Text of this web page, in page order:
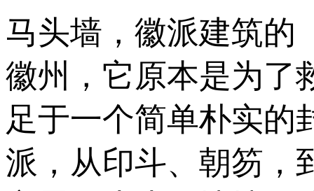
马头墙，徽派建筑的
徽州，它原本是为了
足于一个简单朴实的
派，从印斗、朝笏，